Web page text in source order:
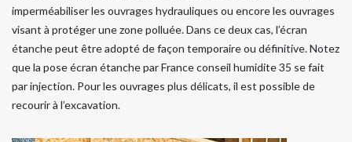
imperméabiliser les ouvrages hydrauliques ou encore les ouvrages
visant à protéger une zone polluée. Dans ce deux cas, l’écran
étanche peut être adopté de façon temporaire ou définitive. Notez
que la pose écran étanche par France conseil humidite 35 se fait
par injection. Pour les ouvrages plus délicats, il est possible de
recourir à l’excavation.